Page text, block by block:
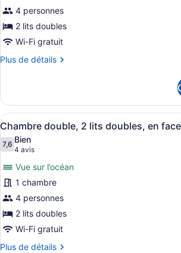
type
de
chambre :
Suite
chambre,
vue
sur
la
piscine
4 personnes
2 lits doubles
Wi-Fi gratuit
Plus de détails
Plus
Suite
familiale,
1
chambre,
vue
la
piscine
Afficher
toutes
les
photos
pour
ce
type
de
chambre :
Chambre
Une
12
Chambre double, 2 lits doubles, en
7,67,6 sur 10
Bien
4 avis
(4 avis)
Vue sur l’océan
1 chambre
4 personnes
2 lits doubles
Wi-Fi gratuit
Plus de détails
Plus